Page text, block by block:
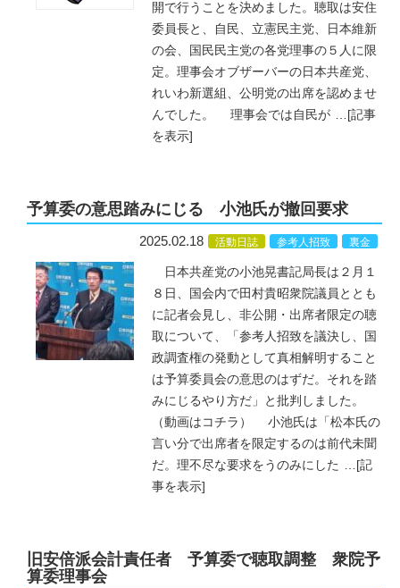
開で行うことを決めました。聴取は安住
委員長と、自民、立憲民主党、日本維新
の会、国民民主党の各党理事の５人に限
定。理事会オブザーバーの日本共産党、
れいわ新選組、公明党の出席を認めませ
んでした。 理事会では自民が … [記事
を表示]
予算委の意思踏みにじる 小池氏が撤回要求
2025.02.18 活動日誌 参考人招致 裏金
日本共産党の小池晃書記局長は２月１
８日、国会内で田村貴昭衆院議員ととも
に記者会見し、非公開・出席者限定の聴
取について、「参考人招致を議決し、国
政調査権の発動として真相解明すること
は予算委員会の意思のはずだ。それを踏
みにじるやり方だ」と批判しました。
（動画はコチラ） 小池氏は「松本氏の
言い分で出席者を限定するのは前代未聞
だ。理不尽な要求をうのみにした … [記
事を表示]
旧安倍派会計責任者 予算委で聴取調整 衆院予
算委理事会